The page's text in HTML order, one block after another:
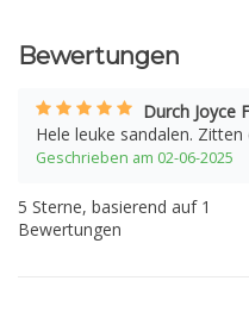
Bewertungen
Durch Joyce
Hele leuke sandalen.
Geschrieben am 02-06-2025
5 Sterne, basierend auf 1
Bewertungen